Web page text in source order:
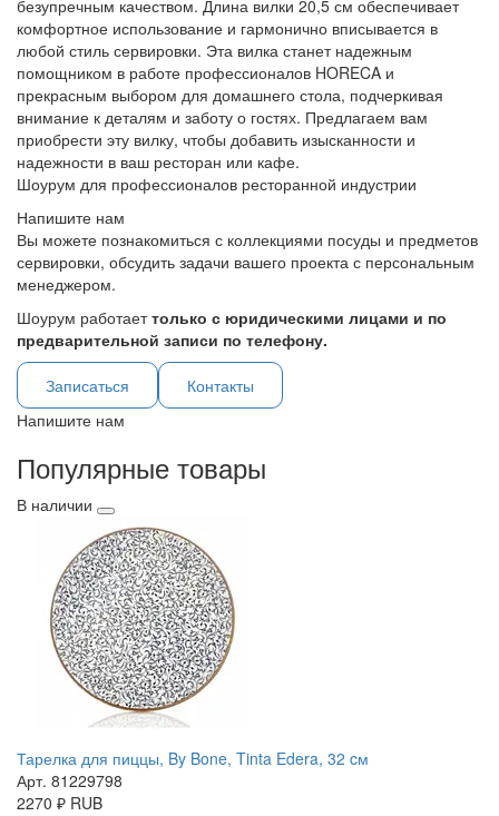
безупречным качеством. Длина вилки 20,5 см обеспечивает
комфортное использование и гармонично вписывается в
любой стиль сервировки. Эта вилка станет надежным
помощником в работе профессионалов HORECA и
прекрасным выбором для домашнего стола, подчеркивая
внимание к деталям и заботу о гостях. Предлагаем вам
приобрести эту вилку, чтобы добавить изысканности и
надежности в ваш ресторан или кафе.
Шоурум для профессионалов ресторанной индустрии
Напишите нам
Вы можете познакомиться с коллекциями посуды и предметов
сервировки, обсудить задачи вашего проекта с персональным
менеджером.
Шоурум работаеттолько с юридическими лицами и по
предварительной записи по телефону.
Записаться
Контакты
Напишите нам
Популярные товары
В наличии
Тарелка для пиццы, By Bone, Tinta Edera, 32 cм
Арт. 81229798
2270 ₽ RUB